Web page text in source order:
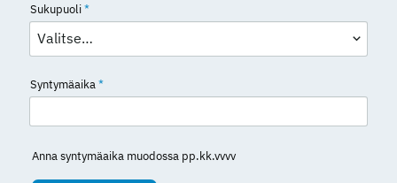
Sukupuoli*
Syntymäaika*
Anna syntymäaika muodossa pp.kk.vvvv